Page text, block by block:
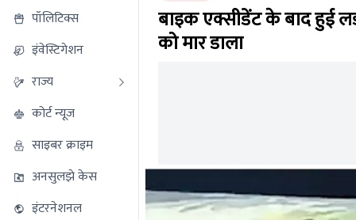
पॉलिटिक्स
इंवेस्टिगेशन
राज्य
कोर्ट न्यूज
साइबर क्राइम
अनसुलझे केस
इंटरनेशनल
बाइक एक्सीडेंट के बाद हुई
को मार डाला